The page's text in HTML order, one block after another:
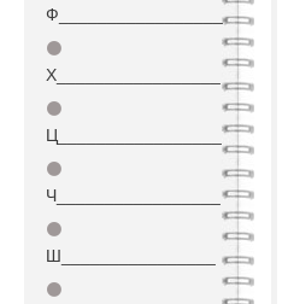
Ф_________________
⚫
Х_________________
⚫
Ц_________________
⚫
Ч_________________
⚫
Ш________________
⚫